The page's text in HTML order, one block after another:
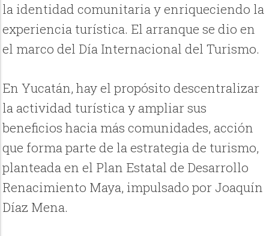
la identidad comunitaria y enriqueciendo la
experiencia turística. El arranque se dio en
el marco del Día Internacional del Turismo.
En Yucatán, hay el propósito descentralizar
la actividad turística y ampliar sus
beneficios hacia más comunidades, acción
que forma parte de la estrategia de turismo,
planteada en el Plan Estatal de Desarrollo
Renacimiento Maya, impulsado por Joaquín
Díaz Mena.